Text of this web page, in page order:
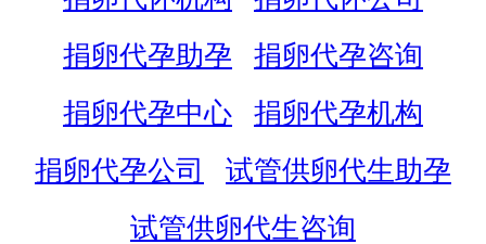
捐卵代孕助孕
捐卵代孕咨询
捐卵代孕中心
捐卵代孕机构
捐卵代孕公司
试管供卵代生助孕
试管供卵代生咨询